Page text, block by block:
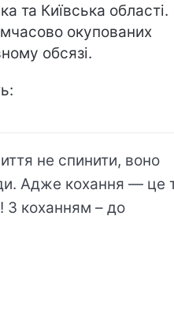
та Київська області.
окупованих
обсязі.
не спинити, воно
Адже кохання — це
З коханням – до